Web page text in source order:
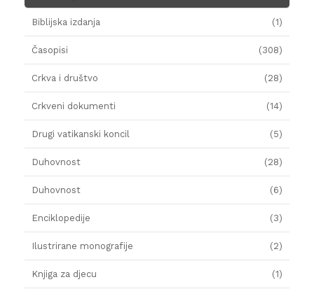
Biblijska izdanja (1)
Časopisi (308)
Crkva i društvo (28)
Crkveni dokumenti (14)
Drugi vatikanski koncil (5)
Duhovnost (28)
Duhovnost (6)
Enciklopedije (3)
Ilustrirane monografije (2)
Knjiga za djecu (1)